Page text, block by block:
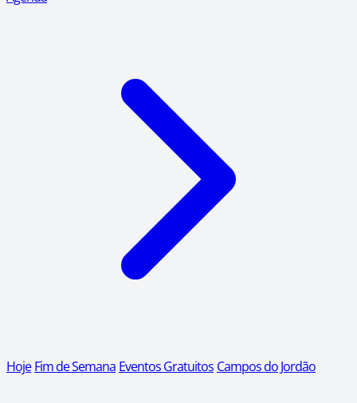
Hoje Fim de Semana Eventos Gratuitos Campos do Jordão